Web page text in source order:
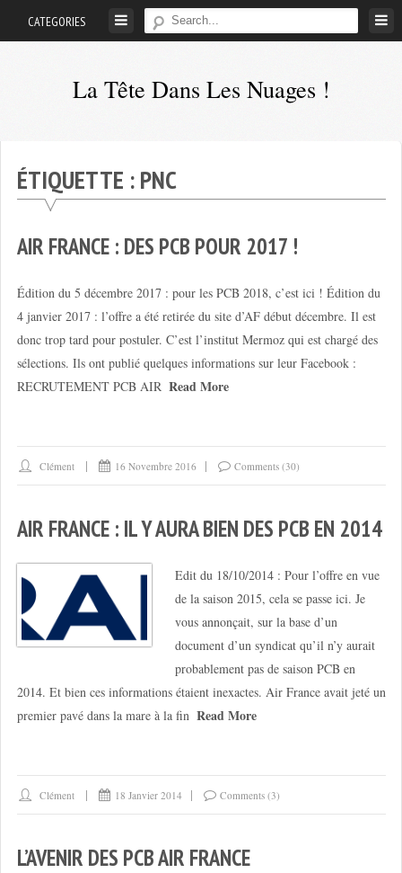
CATEGORIES
La Tête Dans Les Nuages !
petit
;-)
ÉTIQUETTE :PNC
AIR FRANCE : DES PCB POUR 2017 !
Édition du 5 décembre 2017 : pour les PCB 2018, c’est ici ! Édition du
4 janvier 2017 : l’offre a été retirée du site d’AF début décembre. Il est
donc trop tard pour postuler. C’est l’institut Mermoz qui est chargé des
sélections. Ils ont publié quelques informations sur leur Facebook :
RECRUTEMENT PCB AIR Read More
Clément 16 Novembre 2016 Comments (30)
AIR FRANCE : IL Y AURA BIEN DES PCB EN 2014
Edit du 18/10/2014 : Pour l’offre en vue
de la saison 2015, cela se passe ici. Je
vous annonçait, sur la base d’un
document d’un syndicat qu’il n’y aurait
probablement pas de saison PCB en
2014. Et bien ces informations étaient inexactes. Air France avait jeté un
premier pavé dans la mare à la fin Read More
Clément 18 Janvier 2014 Comments (3)
L’AVENIR DES PCB AIR FRANCE